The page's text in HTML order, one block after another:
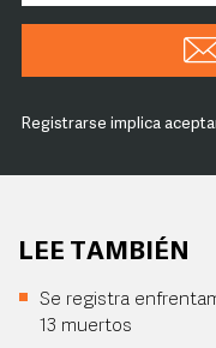
Registrarse implica
LEE TAMBIÉN
Se registra
13 muertos